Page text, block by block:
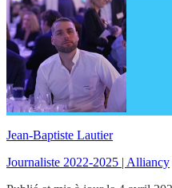
Jean-Baptiste Lautier
Journaliste 2022-2025 | Alliancy